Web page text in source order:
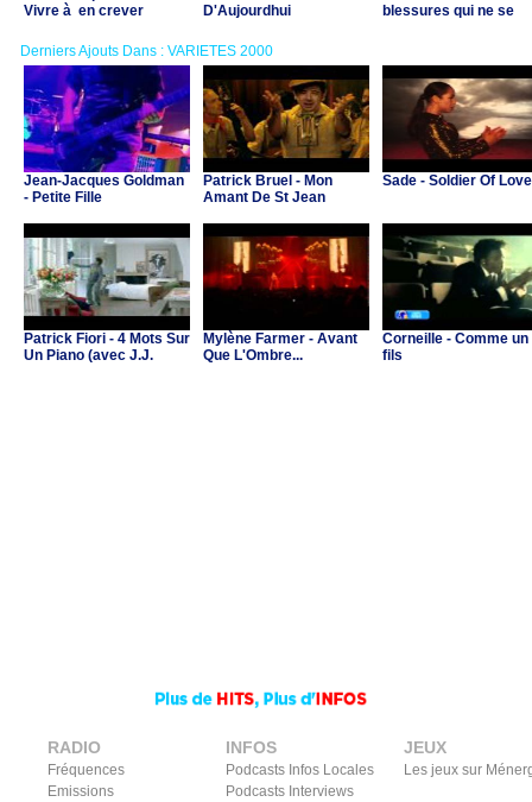
Vivre à en crever
D'Aujourdhui
blessures qui ne se
Derniers Ajouts Dans : VARIETES 2000
Jean-Jacques Goldman
- Petite Fille
Patrick Bruel - Mon
Amant De St Jean
Sade - Soldier Of Love
Patrick Fiori - 4 Mots Sur
Un Piano (avec J.J.
Mylène Farmer - Avant
Que L'Ombre...
Corneille - Comme un
fils
RADIO
Fréquences
Emissions
INFOS
Podcasts Infos Locales
Podcasts Interviews
JEUX
Les jeux sur